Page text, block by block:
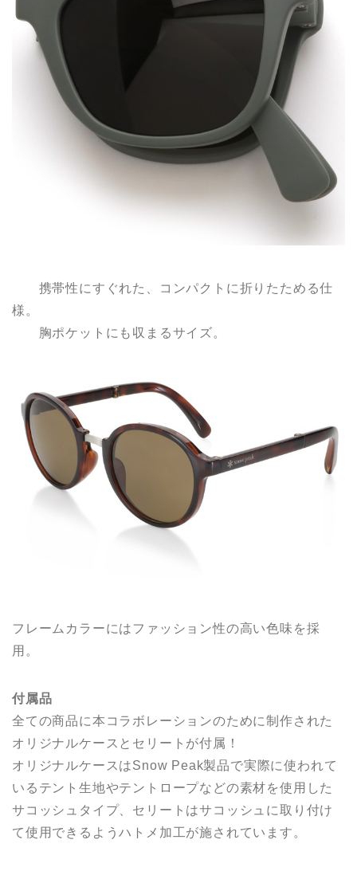
携帯性にすぐれた、コンパクトに折りたためる仕
様。
胸ポケットにも収まるサイズ。
フレームカラーにはファッション性の高い色味を採
用。
付属品
全ての商品に本コラボレーションのために制作された
オリジナルケースとセリートが付属！
オリジナルケースはSnow Peak製品で実際に使われて
いるテント生地やテントロープなどの素材を使用した
サコッシュタイプ、セリートはサコッシュに取り付け
て使用できるようハトメ加工が施されています。